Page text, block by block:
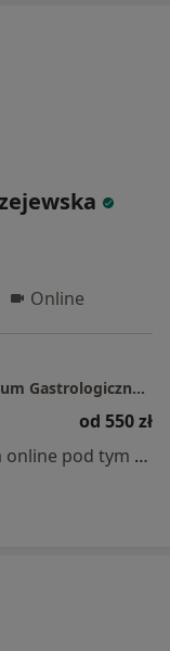
Online
Centrum Medyczne Topsmed i Centrum Gastrologiczne Górczyn
od 550 zł
Specjalista nie oferuje umawiania online pod tym adresem.